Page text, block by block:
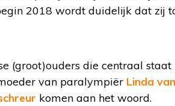
2018 wordt duidelijk dat zij
(groot)ouders die centraal staat
van paralympiër Linda
komen aan het woord.